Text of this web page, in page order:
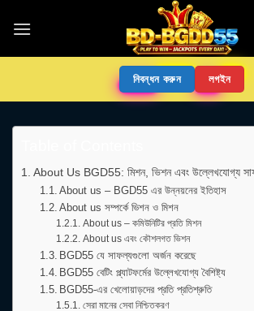
নিবন্ধন করুন লগইন
About Us BGD55: মিশন, ভিশন এবং উল্লেখযোগ্য
About us – BGD55 এর উন্নয়নের ইতিহাস
About us সম্পর্কে ভিশন ও মিশন
About us – কমিউনিটির প্রতি মিশন
About us এবং কৌশলগত ভিশন
BGD55 যে সাফল্যগুলো অর্জন করেছে
BGD55 বেটিং প্ল্যাটফর্মের উল্লেখযোগ্য বৈশিষ্ট্য
BGD55-এর খেলোয়াড়দের প্রতি প্রতিশ্রুতি
সেরা মানের সেবা নিশ্চিতকরণ